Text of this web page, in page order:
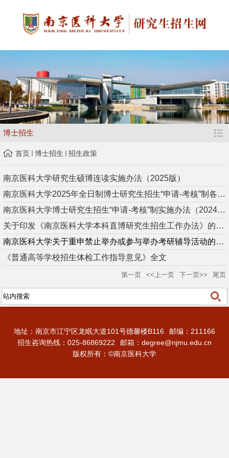
博士招生
首页 博士招生 招生政策
南京医科大学研究生硕博连读实施办法（2025版）
南京医科大学2025年全日制博士研究生招生“申请-考核”制各学院...
南京医科大学博士研究生招生“申请-考核”制实施办法（2024版）
关于印发《南京医科大学本科直博研究生招生工作办法》的通知
南京医科大学关于重申禁止举办或参与举办考研辅导活动的通知
《普通高等学校招生体检工作指导意见》全文
第一页 <<上一页 下一页>> 尾页
地址：南京市江宁区龙眠大道101号德馨楼B116
邮编：211166
招生咨询热线：025-86869222
邮箱：degree@njmu.edu.cn
版权所有：©南京医科大学